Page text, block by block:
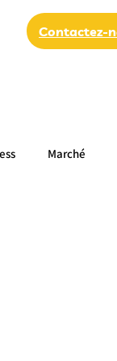
Contactez-
Marché